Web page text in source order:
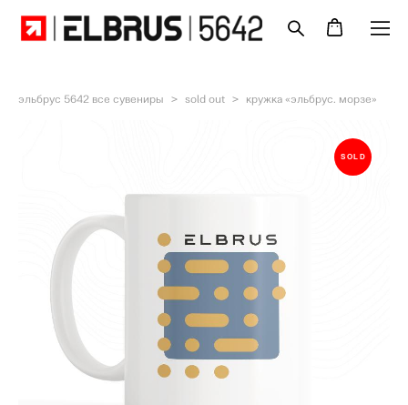
эльбрус 5642 все сувениры > sold out > кружка «эльбрус. морзе»
SOLD